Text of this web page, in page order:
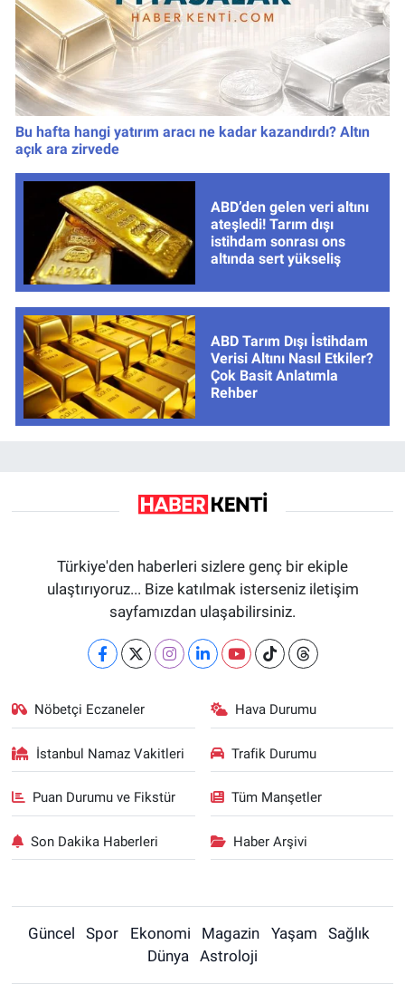
Bu hafta hangi yatırım aracı ne kadar kazandırdı? Altın
açık ara zirvede
ABD’den gelen veri altını
ateşledi! Tarım dışı
istihdam sonrası ons
altında sert yükseliş
ABD Tarım Dışı İstihdam
Verisi Altını Nasıl Etkiler?
Çok Basit Anlatımla
Rehber
Türkiye'den haberleri sizlere genç bir ekiple
ulaştırıyoruz... Bize katılmak isterseniz iletişim
sayfamızdan ulaşabilirsiniz.
Nöbetçi Eczaneler Hava Durumu
İstanbul Namaz Vakitleri Trafik Durumu
Puan Durumu ve Fikstür Tüm Manşetler
Son Dakika Haberleri Haber Arşivi
Güncel Spor Ekonomi Magazin Yaşam
Sağlık
Dünya
Astroloji